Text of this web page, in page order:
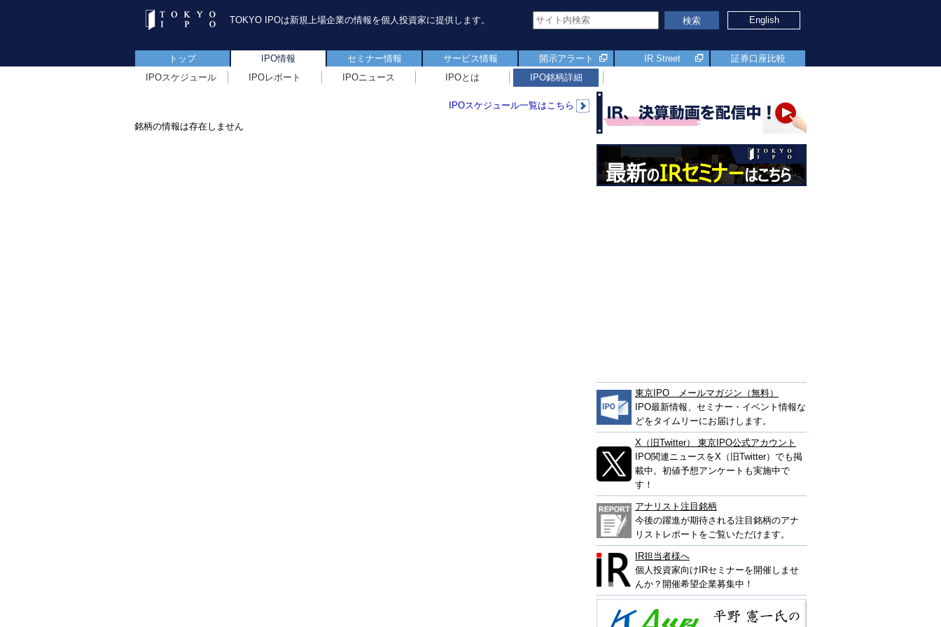
TOKYO IPOは新規上場企業の情報を個人投資家に提供します。 検索 English
トップ IPO情報 セミナー情報 サービス情報 開示アラート IR Street
証券口座比較
IPOスケジュール
IPOレポート IPOニュース IPOとは IPO銘柄詳細
IPOスケジュール一覧はこちら
銘柄の情報は存在しません
東京IPO メールマガジン（無料）
IPO最新情報、セミナー・イベント情報な
どをタイムリーにお届けします。
X（旧Twitter） 東京IPO公式アカウント
IPO関連ニュースをX（旧Twitter）でも掲
載中。初値予想アンケートも実施中で
す！
アナリスト注目銘柄
今後の躍進が期待される注目銘柄のアナ
リストレポートをご覧いただけます。
IR担当者様へ
個人投資家向けIRセミナーを開催しませ
んか？開催希望企業募集中！